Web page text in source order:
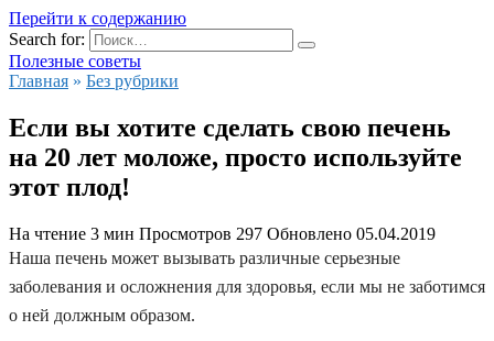
Перейти к содержанию
Search for:
Полезные советы
Главная » Без рубрики
Если вы хотите сделать свою печень
на 20 лет моложе, просто используйте
этот плод!
На чтение 3 мин Просмотров 297 Обновлено 05.04.2019
Наша печень может вызывать различные серьезные
заболевания и осложнения для здоровья, если мы не заботимся
о ней должным образом.